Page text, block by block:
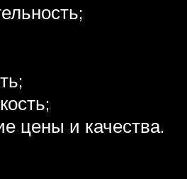
цены и качества.